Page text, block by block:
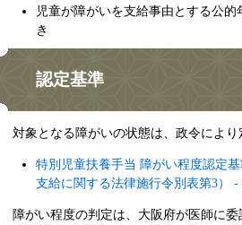
児童が障がいを支給事由とする公的
き
認定基準
対象となる障がいの状態は、政令により
特別児童扶養手当 障がい程度認定
支給に関する法律施行令別表第3） -
障がい程度の判定は、大阪府が医師に